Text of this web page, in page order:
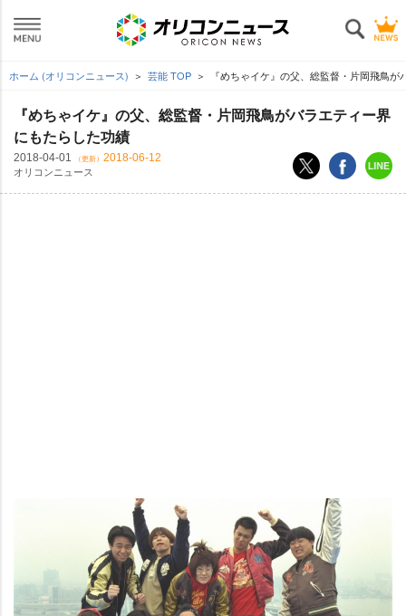
ホーム (オリコンニュース) 芸能 TOP 『めちゃイケ』の父、総監督・片岡飛鳥
『めちゃイケ』の父、総監督・片岡飛鳥がバラエティー界
にもたらした功績
2018-04-01 （更新） 2018-06-12
オリコンニュース